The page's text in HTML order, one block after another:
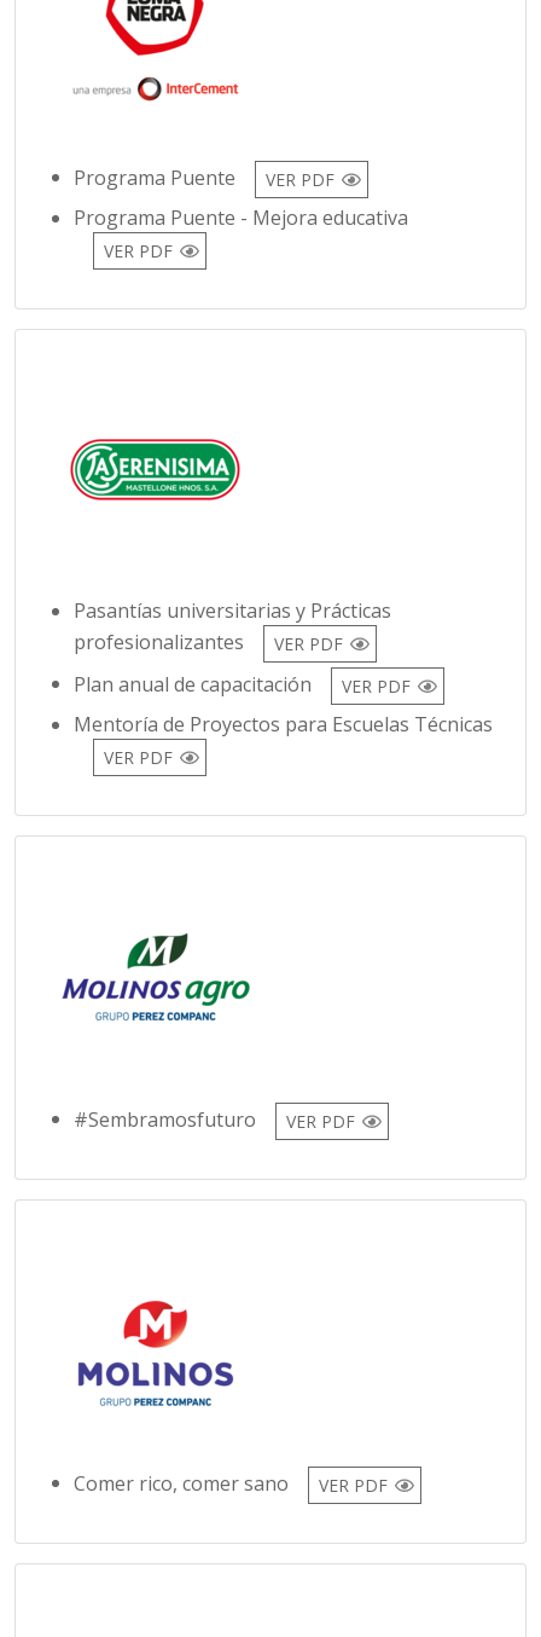
Programa Puente VER PDF
Programa Puente - Mejora educativa
VER PDF
Pasantías universitarias y Prácticas
profesionalizantes
VER PDF
Plan anual de capacitación VER PDF
Mentoría de Proyectos para Escuelas Técnicas
VER PDF
#Sembramosfuturo VER PDF
Comer rico, comer sano VER PDF